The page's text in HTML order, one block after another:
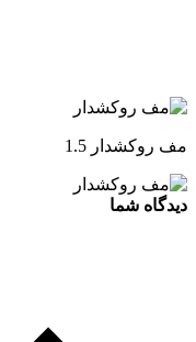
مف روکشدار 1.5
دیدگاه شما